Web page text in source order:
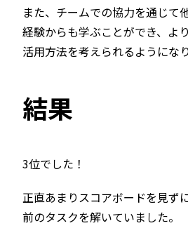
また、チームでの協力を通じて
経験からも学ぶことができ、よ
活用方法を考えられるようにな
結果
3位でした！
正直あまりスコアボードを見ず
前のタスクを解いていました。